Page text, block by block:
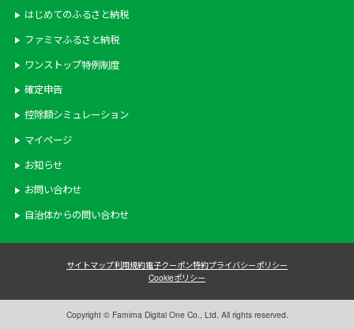
はじめてのふるさと納税
ファミマふるさと納税
ワンストップ特例制度
確定申告
控除額シミュレーション
マイページ
お知らせ
お問い合わせ
自治体からの問い合わせ
サイトマップ利用規約電子クーポン特約プライバシーポリシー
Cookieポリシー
Copyright © Famima Digital One Co., Ltd. All rights reserved.